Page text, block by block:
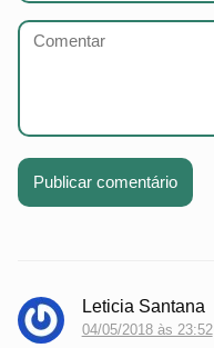
Leticia Santana
04/05/2018 às 23:52